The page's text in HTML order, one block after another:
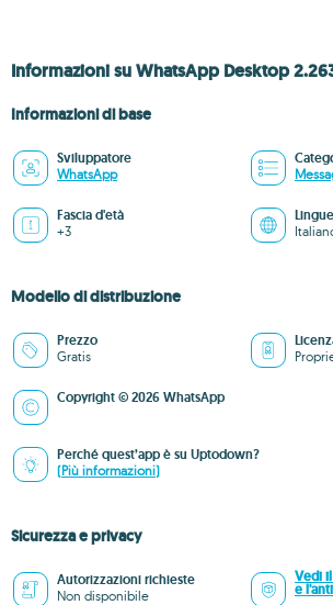
Informazioni su WhatsApp Desktop
Informazioni di base
Sviluppatore
WhatsApp
Fascia d'età
+3
Lingue
Modello di distribuzione
Prezzo
Gratis
Copyright © 2026 WhatsApp
Perché quest’app è su Uptodown?
(Più informazioni)
Sicurezza e privacy
Autorizzazioni richieste
Non disponibile
Vedi
e